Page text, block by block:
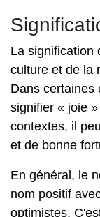
La signification
culture et de la
Dans certaines
signifier « joie
contextes, il
et de bonne
En général, le
nom positif
optimistes.